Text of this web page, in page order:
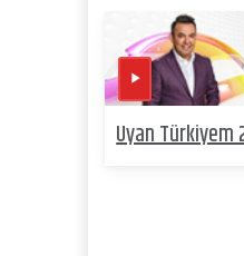
Uyan Türkiyem